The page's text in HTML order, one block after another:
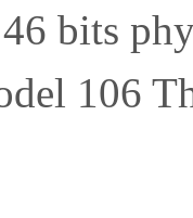
bits
106